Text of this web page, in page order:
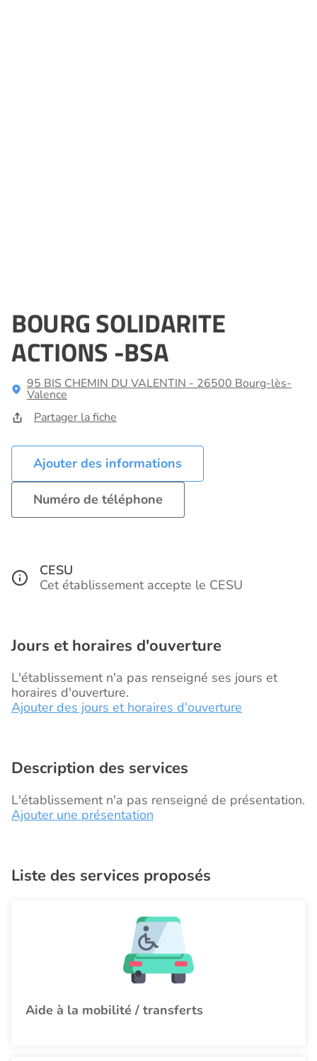
BOURG SOLIDARITE
ACTIONS -BSA
95 BIS CHEMIN DU VALENTIN - 26500 Bourg-lès-
Valence
Partager la fiche
Ajouter des informations
Numéro de téléphone
CESU
Cet établissement accepte le CESU
Jours et horaires d'ouverture
L'établissement n'a pas renseigné ses jours et
horaires d'ouverture.
Ajouter des jours et horaires d'ouverture
Description des services
L'établissement n'a pas renseigné de présentation.
Ajouter une présentation
Liste des services proposés
Aide à la mobilité / transferts